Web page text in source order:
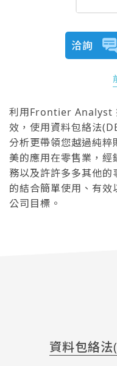
洽詢
利用Frontier Analyst
效，使用資料包絡法
分析更帶領您越過純
美的應用在零售業，
務以及許許多多其他
的結合簡單使用、有
公司目標。
資料包絡